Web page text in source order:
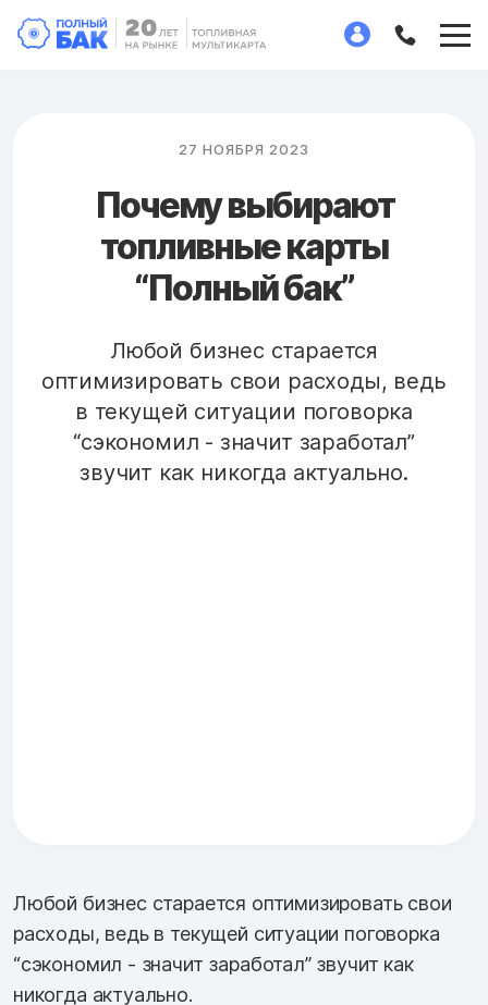
27 НОЯБРЯ 2023
Почему выбирают
топливные карты
“Полный бак”
Любой бизнес старается
оптимизировать свои расходы, ведь
в текущей ситуации поговорка
“сэкономил - значит заработал”
звучит как никогда актуально.
Любой бизнес старается оптимизировать свои
расходы, ведь в текущей ситуации поговорка
“сэкономил - значит заработал” звучит как
никогда актуально.